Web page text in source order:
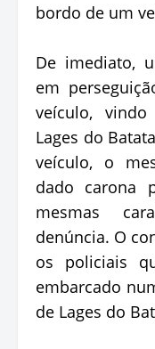
bordo de um
De imediato,
em
veículo,
Lages do
veículo, o
dado carona
mesmas
denúncia. O
os policiais
embarcado
de Lages do